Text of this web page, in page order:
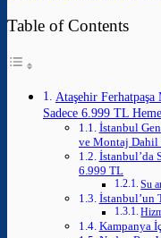
Table of Contents
Ataşehir Ferhatpaşa
Sadece 6.999 TL
İstanbul
ve Montaj Dahil
İstanbul’da
6.999 TL
Su
İstanbul’un
Kampanya